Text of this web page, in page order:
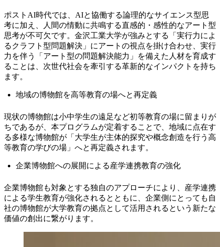
ポストAI時代では、AIと協働する論理的なサイエンス型思
考に加え、人間の情動に共鳴する直感的・感性的なアート型
思考が不可欠です。金沢工業大学が強みとする「実行力によ
るクラフト型問題解決」にアートの視点を掛け合わせ、実行
力を伴う「アート型の問題解決能力」を備えた人材を育成す
ることは、次世代社会を牽引する革新的なインパクトを持ち
ます。
地域の博物館を高等教育の場へと再定義
現状の博物館は小中学生の遠足など初等教育の場に留まりが
ちであるが、本プログラムが定着することで、地域に点在す
る多様な博物館が「大学生が主体的探究や概念創造を行う高
等教育の学びの場」へと再定義されます。
企業博物館への展開による産学連携教育の強化
企業博物館も対象とする独自のアプローチにより、産学連携
による学生教育が強化されるとともに、企業側にとっても自
社の博物館が大学教育の拠点として活用されるという新たな
価値の創出に繋がります。